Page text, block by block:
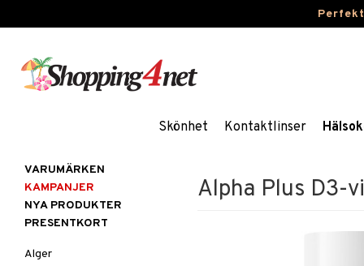
Skönhet Kontaktlinser
Alpha Plus D3-
VARUMÄRKEN
KAMPANJER
NYA PRODUKTER
PRESENTKORT
Alger